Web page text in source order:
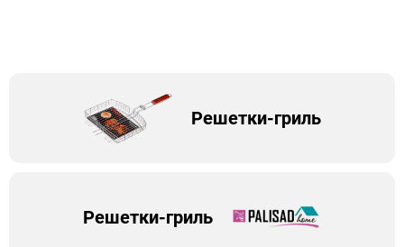
Решетки-гриль
Решетки-гриль